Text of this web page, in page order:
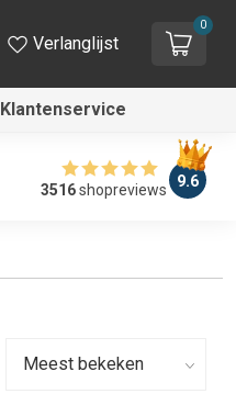
Verlanglijst
0
Klantenservice
3516shopreviews 9.6